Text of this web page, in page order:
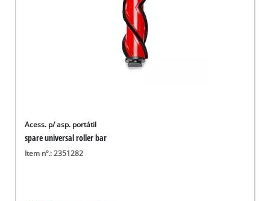
Acess. p/ asp. portátil
spare universal roller bar
Item nº.: 2351282